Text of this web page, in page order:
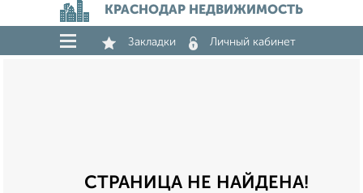
КРАСНОДАР НЕДВИЖИМОСТЬ
Закладки Личный кабинет
СТРАНИЦА НЕ НАЙДЕНА!